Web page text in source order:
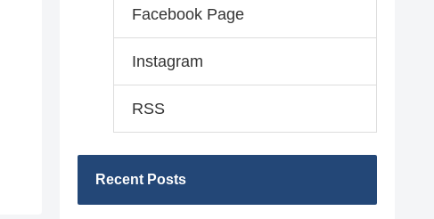
Facebook Page
Instagram
RSS
Recent Posts